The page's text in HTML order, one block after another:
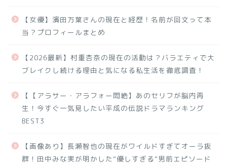
【女優】濱田万葉さんの現在と経歴！名前が回文って本
当？プロフィールまとめ
【2026最新】村重杏奈の現在の活動は？バラエティで大
ブレイクし続ける理由と気になる私生活を徹底調査！
【【アラサー・アラフォー悶絶】あのセリフが脳内再
生！今すぐ一気見したい平成の伝説ドラマランキング
BEST3
【画像あり】長瀬智也の現在がワイルドすぎてオーラ抜
群！田中みな実が明かした“優しすぎる”男前エピソード